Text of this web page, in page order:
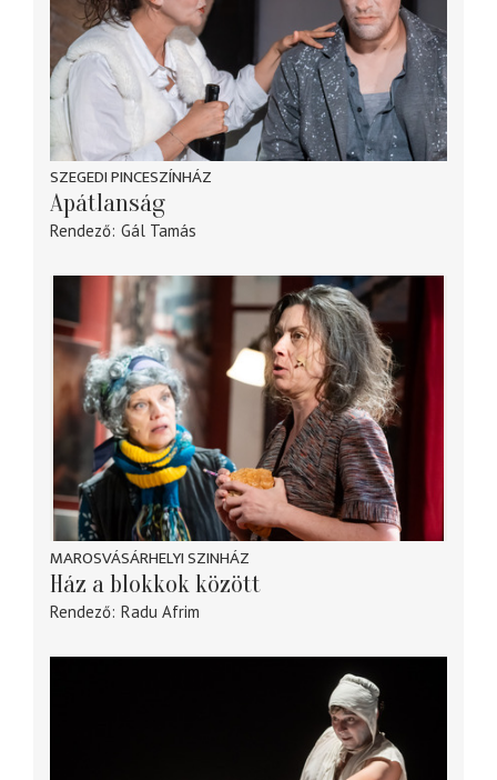
SZEGEDI PINCESZÍNHÁZ
Apátlanság
Rendező Gál Tamás
MAROSVÁSÁRHELYI SZINHÁZ
Ház a blokkok között
Rendező Radu Afrim